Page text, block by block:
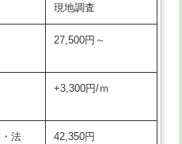
現場見積
16,500円
格です。
16,500円
5,500円
ンド止
5,500円
現地調査
27,500円～
+3,300円/ｍ
法
42,350円